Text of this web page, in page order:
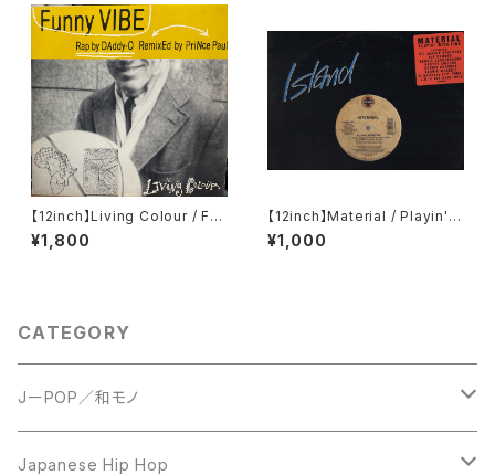
【12inch】Living Colour / Fun
ny Vibe
¥1,800
【12inch】Material / Playin'
With Fire
¥1,000
CATEGORY
JーPOP／和モノ
LP
Japanese Hip Hop